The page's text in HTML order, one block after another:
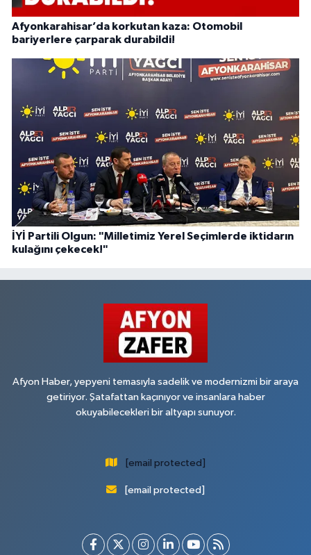
Afyonkarahisar’da korkutan kaza: Otomobil
bariyerlere çarparak durabildi!
İYİ Partili Olgun: "Milletimiz Yerel Seçimlerde iktidarın
kulağını çekecek!"
Afyon Haber, yepyeni temasıyla sadelik ve modernizmi bir araya
getiriyor. Şatafattan kaçınıyor ve insanlara haber
okuyabilecekleri bir altyapı sunuyor.
[email protected]
[email protected]